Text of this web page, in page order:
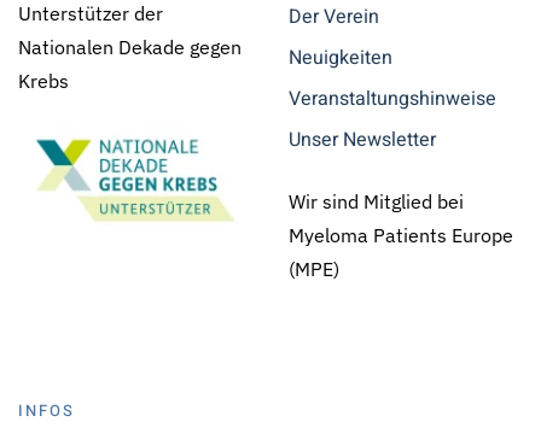
Unterstützer der
Nationalen Dekade gegen
Krebs
Der Verein
Neuigkeiten
Veranstaltungshinweise
Unser Newsletter
Wir sind Mitglied bei
Myeloma Patients Europe
(MPE)
INFOS